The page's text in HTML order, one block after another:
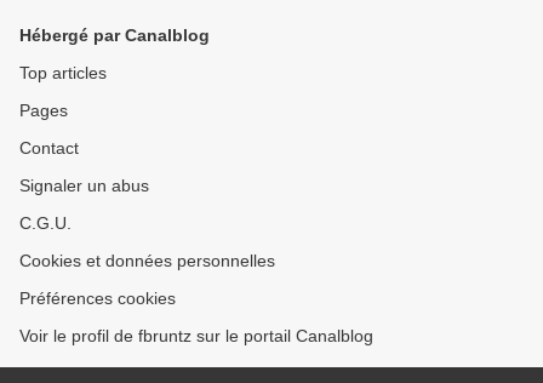
Hébergé par Canalblog
Top articles
Pages
Contact
Signaler un abus
C.G.U.
Cookies et données personnelles
Préférences cookies
Voir le profil de fbruntz sur le portail Canalblog